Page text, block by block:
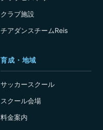
クラブ施設
チアダンスチームReis
育成・地域
サッカースクール
スクール会場
料金案内